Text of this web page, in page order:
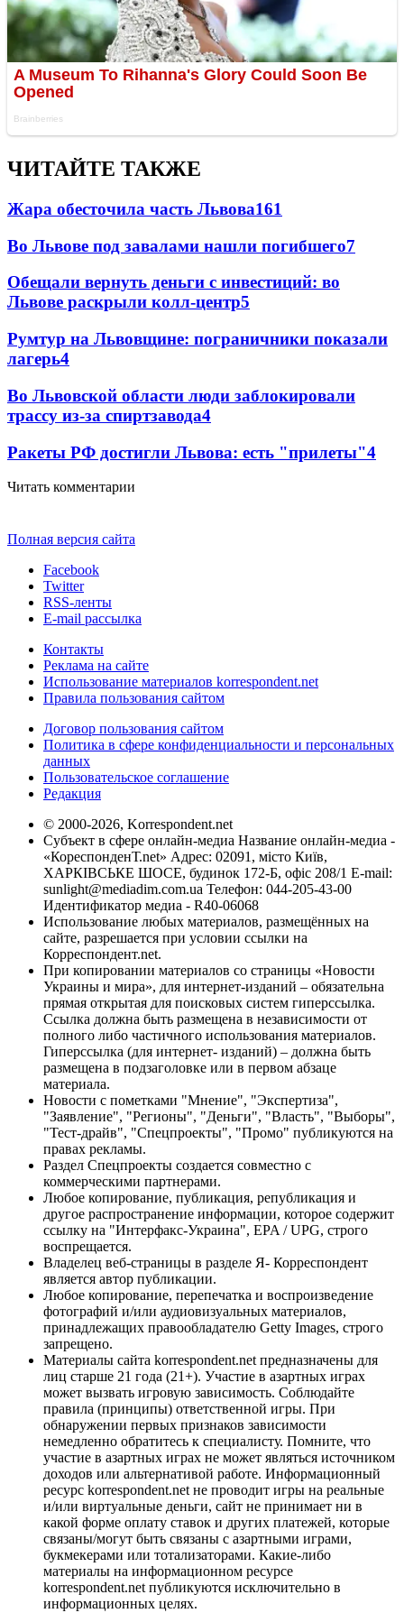
ЧИТАЙТЕ ТАКЖЕ
Жара обесточила часть Львова161
Во Львове под завалами нашли погибшего7
Обещали вернуть деньги с инвестиций: во
Львове раскрыли колл-центр5
Румтур на Львовщине: пограничники показали
лагерь4
Во Львовской области люди заблокировали
трассу из-за спиртзавода4
Ракеты РФ достигли Львова: есть "прилеты"4
Читать комментарии
Полная версия сайта
Facebook
Twitter
RSS-ленты
E-mail рассылка
Контакты
Реклама на сайте
Использование материалов korrespondent.net
Правила пользования сайтом
Договор пользования сайтом
Политика в сфере конфиденциальности и персональных
данных
Пользовательское соглашение
Редакция
© 2000-2026, Korrespondent.net
Субъект в сфере онлайн-медиа Название онлайн-медиа -
«КореспонденТ.net» Адрес: 02091, місто Київ,
ХАРКІВСЬКЕ ШОСЕ, будинок 172-Б, офіс 208/1 E-mail:
sunlight@mediadim.com.ua Телефон: 044-205-43-00
Идентификатор медиа - R40-06068
Использование любых материалов, размещённых на
сайте, разрешается при условии ссылки на
Корреспондент.net.
При копировании материалов со страницы «Новости
Украины и мира», для интернет-изданий – обязательна
прямая открытая для поисковых систем гиперссылка.
Ссылка должна быть размещена в независимости от
полного либо частичного использования материалов.
Гиперссылка (для интернет- изданий) – должна быть
размещена в подзаголовке или в первом абзаце
материала.
Новости с пометками "Мнение", "Экспертиза",
"Заявление", "Регионы", "Деньги", "Власть", "Выборы",
"Тест-драйв", "Спецпроекты", "Промо" публикуются на
правах рекламы.
Раздел Спецпроекты создается совместно с
коммерческими партнерами.
Любое копирование, публикация, републикация и
другое распространение информации, которое содержит
ссылку на "Интерфакс-Украина", EPA / UPG, строго
воспрещается.
Владелец веб-страницы в разделе Я- Корреспондент
является автор публикации.
Любое копирование, перепечатка и воспроизведение
фотографий и/или аудиовизуальных материалов,
принадлежащих правообладателю Getty Images, строго
запрещено.
Материалы сайта korrespondent.net предназначены для
лиц старше 21 года (21+). Участие в азартных играх
может вызвать игровую зависимость. Соблюдайте
правила (принципы) ответственной игры. При
обнаружении первых признаков зависимости
немедленно обратитесь к специалисту. Помните, что
участие в азартных играх не может являться источником
доходов или альтернативой работе. Информационный
ресурс korrespondent.net не проводит игры на реальные
и/или виртуальные деньги, сайт не принимает ни в
какой форме оплату ставок и других платежей, которые
связаны/могут быть связаны с азартными играми,
букмекерами или тотализаторами. Какие-либо
материалы на информационном ресурсе
korrespondent.net публикуются исключительно в
информационных целях.